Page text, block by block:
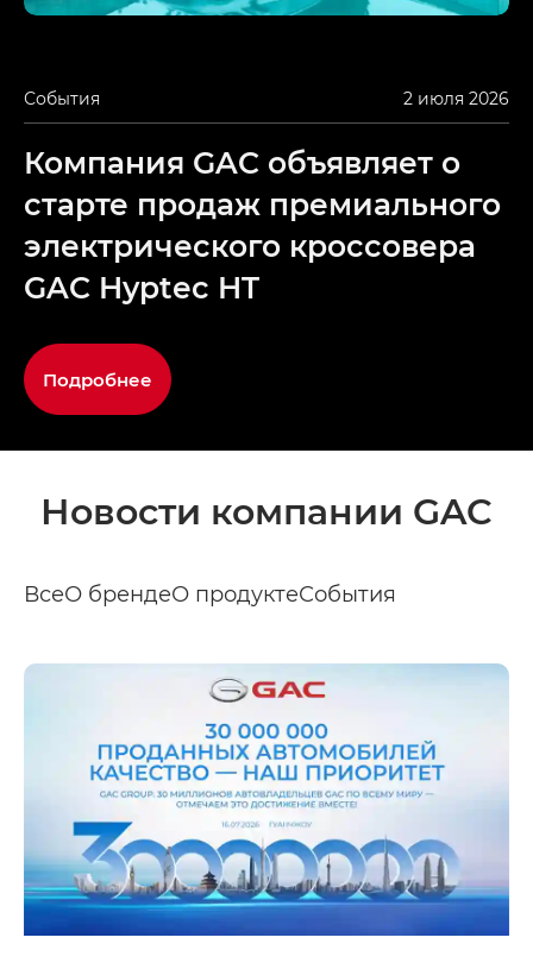
События 2 июля 2026
Компания GAC объявляет о
старте продаж премиального
электрического кроссовера
GAC Hyptec HT
Подробнее
Новости компании GAC
ВсеО брендеО продуктеСобытия